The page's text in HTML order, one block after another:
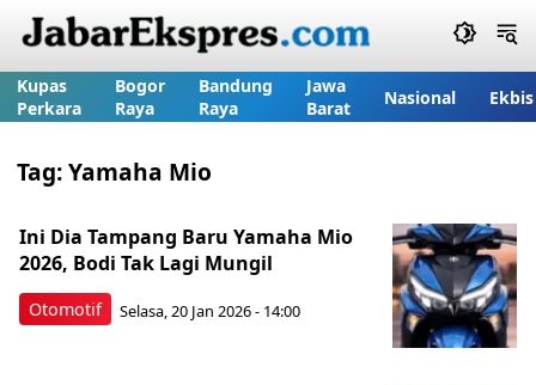
Kupas
Perkara
Bogor
Raya
Bandung
Raya
Jawa
Barat
Nasional Ekbis
Tag:Yamaha Mio
Otomotif
Ini Dia Tampang Baru Yamaha Mio
2026, Bodi Tak Lagi Mungil
Selasa, 20 Jan 2026 - 14:00